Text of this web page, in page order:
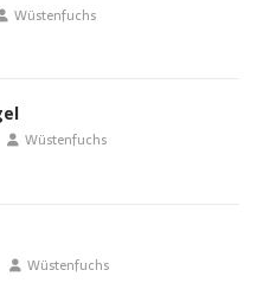
Wüstenfuchs
Wüstenfuchs
Wüstenfuchs